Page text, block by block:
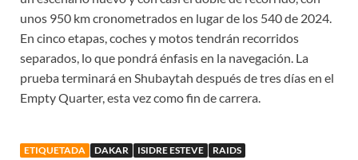
unos 950 km cronometrados en lugar de los 540 de 2024.
En cinco etapas, coches y motos tendrán recorridos
separados, lo que pondrá énfasis en la navegación. La
prueba terminará en Shubaytah después de tres días en el
Empty Quarter, esta vez como fin de carrera.
ETIQUETADA DAKAR ISIDRE ESTEVE RAIDS